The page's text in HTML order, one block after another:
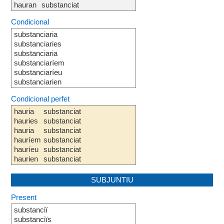
hauran substanciat
Condicional
substanciaria
substanciaries
substanciaria
substanciaríem
substanciaríeu
substanciarien
Condicional perfet
hauria
hauries
hauria
hauríem
hauríeu
haurien
substanciat
substanciat
substanciat
substanciat
substanciat
substanciat
SUBJUNTIU
Present
substanciï
substanciïs